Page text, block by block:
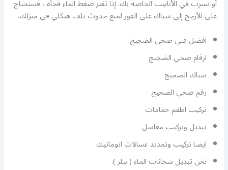
أو تسرب في الأنابيب الخاصة بك. إذا تغير ضغط الماء فجأة ، فستحتاج
على الأرجح إلى سباك على الفور لمنع حدوث تلف هيكلي في منزلك.
افضل فني صحى الضجيج
ارقام صحي الضجيج
سباك الضجيج
رقم صحي الضجيج
تركيب اطقم حمامات
تبديل وتركيب مغاسل
ايضا تركيب وتمديد غسالات اتوماتيك
نحن تبديل شخانات الماء ( بيلر ).